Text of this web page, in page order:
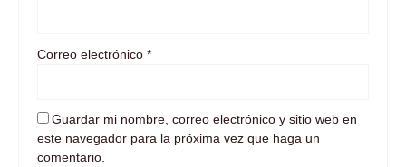
Correo electrónico *
Guardar mi nombre, correo electrónico y sitio web en
este navegador para la próxima vez que haga un
comentario.